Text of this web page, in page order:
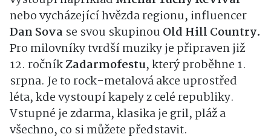
nebo vycházející hvězda regionu, influencer
Dan Sova se svou skupinou Old Hill Country.
Pro milovníky tvrdší muziky je připraven již
12. ročníkZadarmofestu, který proběhne 1.
srpna. Je to rock-metalová akce uprostřed
léta, kde vystoupí kapely z celé republiky.
Vstupné je zdarma, klasika je gril, pláž a
všechno, co si můžete představit.